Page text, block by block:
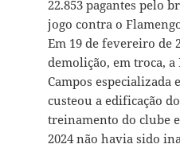
22.853 pagantes pelo
jogo contra o
Em 19 de fevereiro de
demolição, em troca, a
Campos especializada
custeou a edificação
treinamento do clube
2024 não havia sido